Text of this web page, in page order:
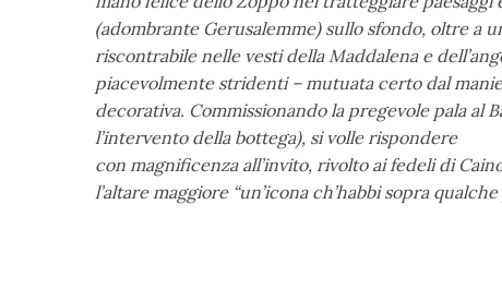
(adombrante Gerusalemme) sullo sfondo, oltre a
riscontrabile nelle vesti della Maddalena e
piacevolmente stridenti – mutuata certo dal
decorativa. Commissionando la pregevole pala al
l’intervento della bottega), si volle rispondere
con magnificenza all’invito, rivolto ai fedeli di
l’altare maggiore “un’icona ch’habbi sopra